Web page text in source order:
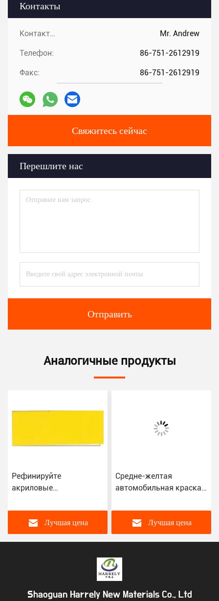
Контакты
Контакты: Mr. Andrew
Телефон: 86-751-2612919
Факс: 86-751-2612919
Свяжитесь сейчас
Перешлите нас
Отправить
Аналогичные продукты
Рефинируйте
акриловые
2K лимонный жёлтый
цвет для автомобилей
Лучшая цена
Средне-желтая
автомобильная краска,
спрейная 2K
автомобильная краска
ISO14001
Лучшая цена
Shaoguan Harrely New Materials Co., Ltd